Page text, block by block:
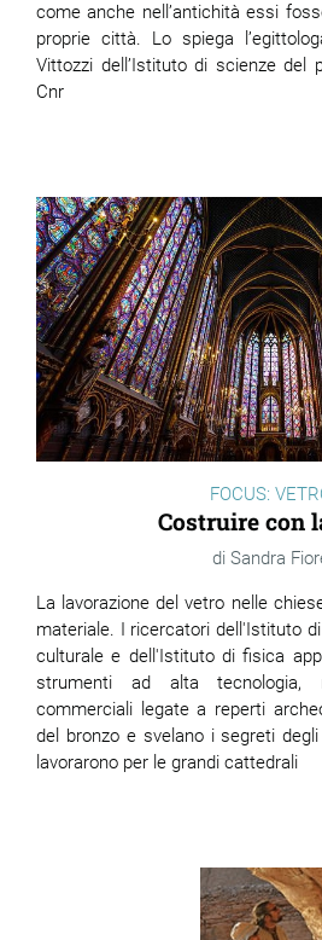
come anche nell’antichità essi
proprie città. Lo spiega
Vittozzi dell’Istituto di scienze del
Cnr
FOCUS:
Costruire con
Sandra
La lavorazione del vetro nelle
materiale. I ricercatori dell'Istituto
culturalee dell'Istituto di fisica
strumenti ad alta tecnologia,
commerciali legate a reperti
del bronzo e svelano i segreti
lavorarono per le grandi cattedrali